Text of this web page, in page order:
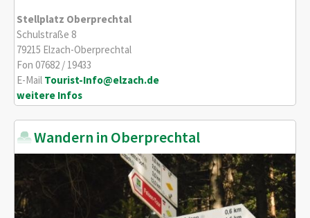
Stellplatz Oberprechtal
Schulstraße 8
79215 Elzach-Oberprechtal
Fon 07682 / 19433
E-Mail Tourist-Info@elzach.de
weitere Infos
Wandern in Oberprechtal